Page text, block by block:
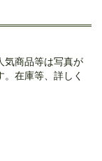
気商品等は写真が
在庫等、詳しく